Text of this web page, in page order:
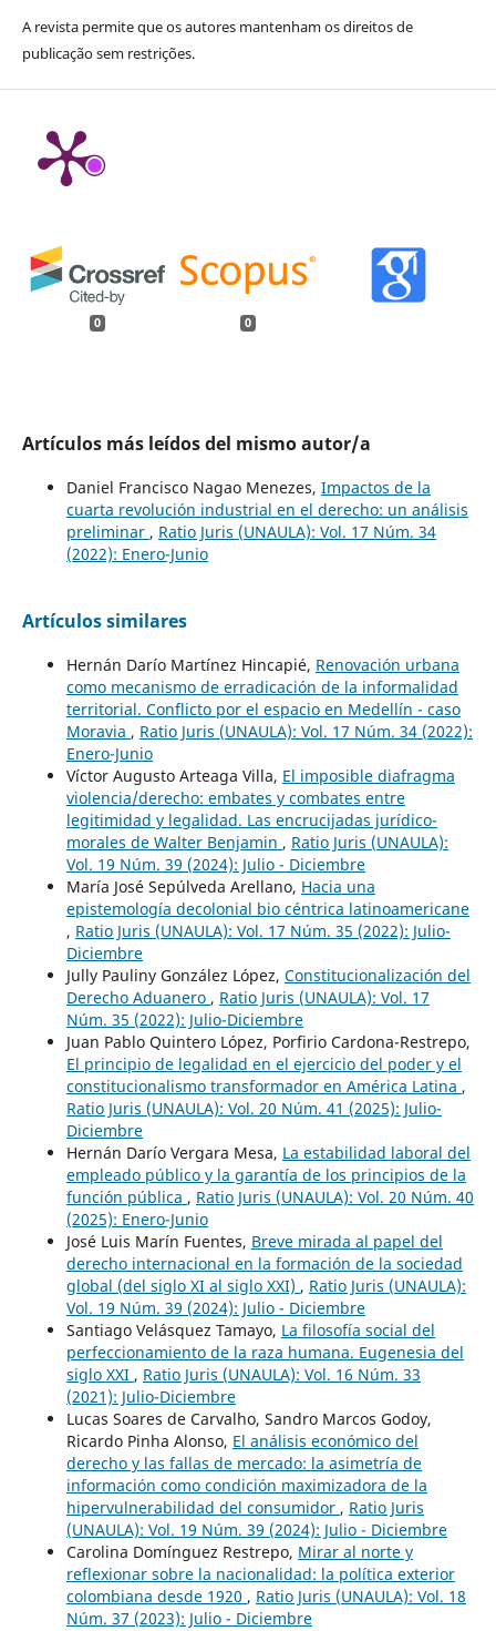
A revista permite que os autores mantenham os direitos de
publicação sem restrições.
0 0
Artículos más leídos del mismo autor/a
Daniel Francisco Nagao Menezes, Impactos de la
cuarta revolución industrial en el derecho: un análisis
preliminar , Ratio Juris (UNAULA): Vol. 17 Núm. 34
(2022): Enero-Junio
Artículos similares
Hernán Darío Martínez Hincapié, Renovación urbana
como mecanismo de erradicación de la informalidad
territorial. Conflicto por el espacio en Medellín - caso
Moravia , Ratio Juris (UNAULA): Vol. 17 Núm. 34 (2022):
Enero-Junio
Víctor Augusto Arteaga Villa, El imposible diafragma
violencia/derecho: embates y combates entre
legitimidad y legalidad. Las encrucijadas jurídico-
morales de Walter Benjamin , Ratio Juris (UNAULA):
Vol. 19 Núm. 39 (2024): Julio - Diciembre
María José Sepúlveda Arellano, Hacia una
epistemología decolonial bio céntrica latinoamericane
, Ratio Juris (UNAULA): Vol. 17 Núm. 35 (2022): Julio-
Diciembre
Jully Pauliny González López, Constitucionalización del
Derecho Aduanero , Ratio Juris (UNAULA): Vol. 17
Núm. 35 (2022): Julio-Diciembre
Juan Pablo Quintero López, Porfirio Cardona-Restrepo,
El principio de legalidad en el ejercicio del poder y el
constitucionalismo transformador en América Latina ,
Ratio Juris (UNAULA): Vol. 20 Núm. 41 (2025): Julio-
Diciembre
Hernán Darío Vergara Mesa, La estabilidad laboral del
empleado público y la garantía de los principios de la
función pública , Ratio Juris (UNAULA): Vol. 20 Núm. 40
(2025): Enero-Junio
José Luis Marín Fuentes, Breve mirada al papel del
derecho internacional en la formación de la sociedad
global (del siglo XI al siglo XXI) , Ratio Juris (UNAULA):
Vol. 19 Núm. 39 (2024): Julio - Diciembre
Santiago Velásquez Tamayo, La filosofía social del
perfeccionamiento de la raza humana. Eugenesia del
siglo XXI , Ratio Juris (UNAULA): Vol. 16 Núm. 33
(2021): Julio-Diciembre
Lucas Soares de Carvalho, Sandro Marcos Godoy,
Ricardo Pinha Alonso, El análisis económico del
derecho y las fallas de mercado: la asimetría de
información como condición maximizadora de la
hipervulnerabilidad del consumidor , Ratio Juris
(UNAULA): Vol. 19 Núm. 39 (2024): Julio - Diciembre
Carolina Domínguez Restrepo, Mirar al norte y
reflexionar sobre la nacionalidad: la política exterior
colombiana desde 1920 , Ratio Juris (UNAULA): Vol. 18
Núm. 37 (2023): Julio - Diciembre